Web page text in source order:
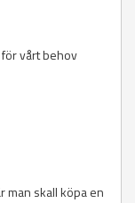
vårt behov
man skall köpa en